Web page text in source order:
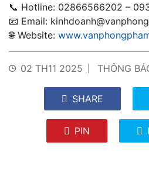
📞 Hotline: 02866566202 –
📧 Email:
🌐 Website:
02 TH11 2025 THÔNG
SHARE
PIN